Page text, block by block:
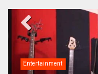
Entertainment